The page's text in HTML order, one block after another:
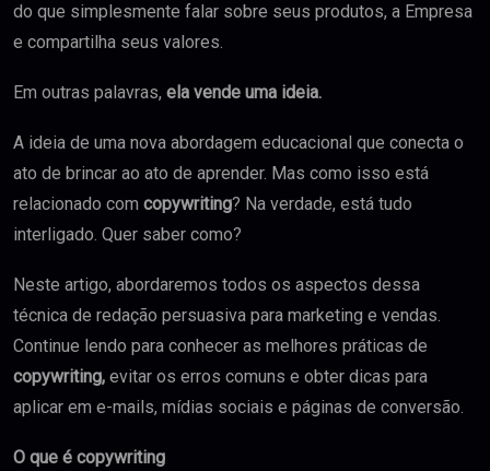
do que simplesmente falar sobre seus produtos, a Empresa
e compartilha seus valores.
Em outras palavras, ela vende uma ideia.
A ideia de uma nova abordagem educacional que conecta o
ato de brincar ao ato de aprender. Mas como isso está
relacionado com copywriting? Na verdade, está tudo
interligado. Quer saber como?
Neste artigo, abordaremos todos os aspectos dessa
técnica de redação persuasiva para marketing e vendas.
Continue lendo para conhecer as melhores práticas de
copywriting, evitar os erros comuns e obter dicas para
aplicar em e-mails, mídias sociais e páginas de conversão.
O que é copywriting